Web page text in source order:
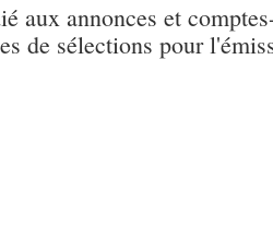
aux annonces et
de sélections pour